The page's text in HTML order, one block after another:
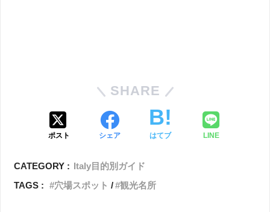
SHARE
ポスト シェア はてブ LINE
CATEGORY : Italy目的別ガイド
TAGS :
穴場スポット 観光名所